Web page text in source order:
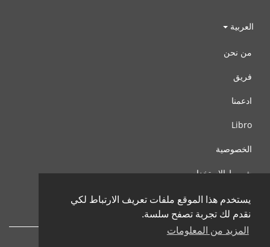
يستخدم هذا الموقع ملفات تعريف الارتباط لكي
نقدم لك تجربة تصفح سلسة.
المزيد من المعلومات
العربية
من نحن
فريق
ادعمنا
Libro
الخصوصية
شروط الإستخدام
اتصل بنا